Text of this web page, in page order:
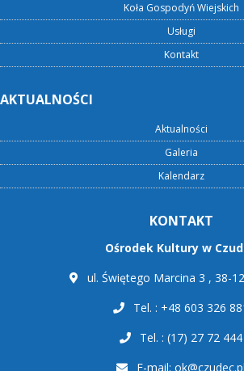
Koła Gospodyń Wiejskich
Usługi
Kontakt
AKTUALNOŚCI
Aktualności
Galeria
Kalendarz
KONTAKT
Ośrodek Kultury w
ul. Świętego Marcina 3 , 38-
Tel. : +48 603 326
Tel. : (17) 27 72 444
E-mail: ok@czudec.pl